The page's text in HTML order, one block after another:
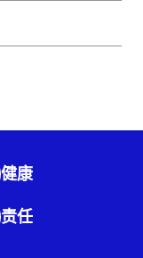
健康
责任